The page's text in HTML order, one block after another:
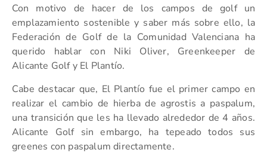
Con motivo de hacer de los campos de golf un
emplazamiento sostenible y saber más sobre ello, la
Federación de Golf de la Comunidad Valenciana ha
querido hablar con Niki Oliver, Greenkeeper de
Alicante Golf y El Plantío.
Cabe destacar que, El Plantío fue el primer campo en
realizar el cambio de hierba de agrostis a paspalum,
una transición que les ha llevado alrededor de 4 años.
Alicante Golf sin embargo, ha tepeado todos sus
greenes con paspalum directamente.